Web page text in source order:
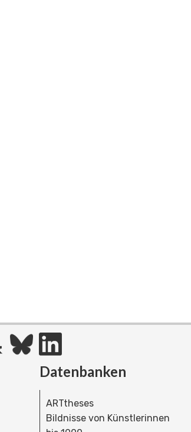
Datenbanken
ARTtheses
Bildnisse von Künstlerinnen